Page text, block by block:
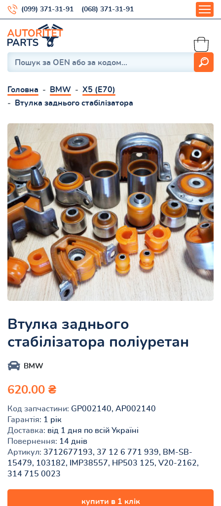
(099) 371-31-91 (068) 371-31-91
Головна BMW
X5 (E70)
Втулка заднього стабілізатора
Втулка заднього
стабілізатора поліуретан
BMW
620.00 ₴
Код запчастини: GP002140, AP002140
Гарантія: 1 рік
Доставка: від 1 дня по всій Україні
Повернення: 14 днів
Артикул: 3712677193, 37 12 6 771 939, BM-SB-
15479, 103182, IMP38557, HP503 125, V20-2162,
314 715 0023
купити в 1 клік